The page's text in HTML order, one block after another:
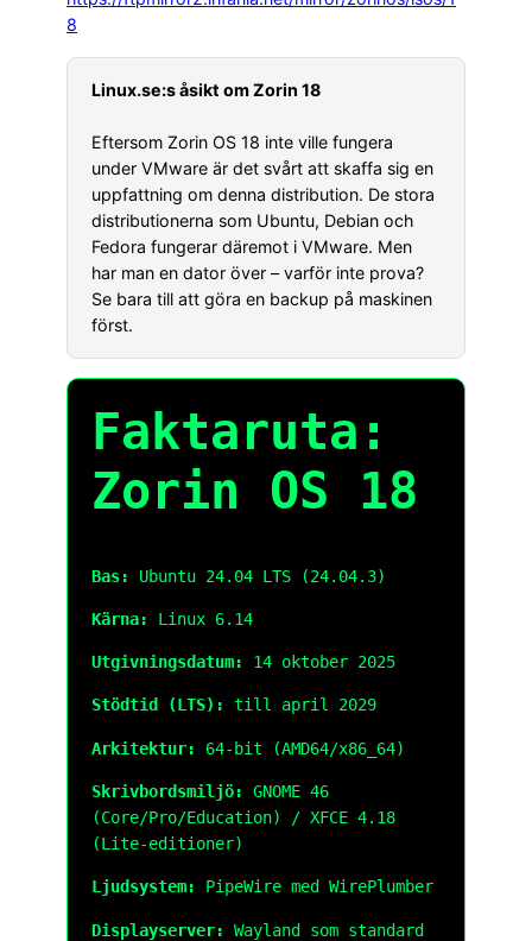
8
Linux.se:s åsikt om Zorin 18
Eftersom Zorin OS 18 inte ville fungera
under VMware är det svårt att skaffa sig en
uppfattning om denna distribution. De stora
distributionerna som Ubuntu, Debian och
Fedora fungerar däremot i VMware. Men
har man en dator över – varför inte prova?
Se bara till att göra en backup på maskinen
först.
Faktaruta:
Zorin OS 18
Bas: Ubuntu 24.04 LTS (24.04.3)
Kärna: Linux 6.14
Utgivningsdatum: 14 oktober 2025
Stödtid (LTS): till april 2029
Arkitektur: 64-bit (AMD64/x86_64)
Skrivbordsmiljö:
GNOME 46
(Core/Pro/Education) / XFCE 4.18
(Lite-editioner)
Ljudsystem: PipeWire med WirePlumber
Displayserver:
Wayland som standard